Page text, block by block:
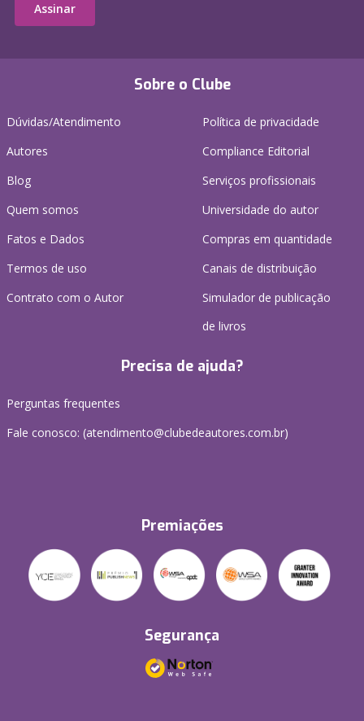
Sobre o Clube
Dúvidas/Atendimento
Autores
Blog
Quem somos
Fatos e Dados
Termos de uso
Contrato com o Autor
Política de privacidade
Compliance Editorial
Serviços profissionais
Universidade do autor
Compras em quantidade
Canais de distribuição
Simulador de publicação
de livros
Precisa de ajuda?
Perguntas frequentes
Fale conosco: (atendimento@clubedeautores.com.br)
Premiações
Segurança
Assinar